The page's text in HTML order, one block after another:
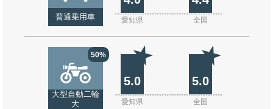
普通乗用車 愛知県 全国
50%
大型自動二輪
大
5.0 5.0
愛知県 全国